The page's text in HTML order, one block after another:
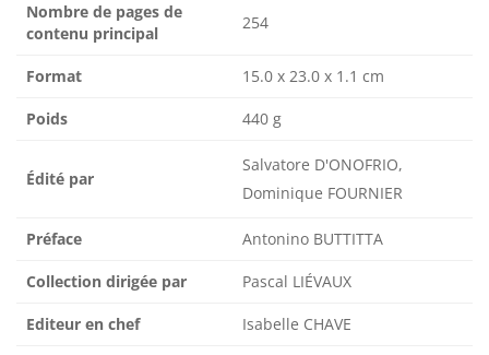
Nombre de pages de
contenu principal
254
Format 15.0 x 23.0 x 1.1 cm
Poids 440 g
Édité par
Salvatore D'ONOFRIO,
Dominique FOURNIER
Préface Antonino BUTTITTA
Collection dirigée par Pascal LIÉVAUX
Editeur en chef Isabelle CHAVE